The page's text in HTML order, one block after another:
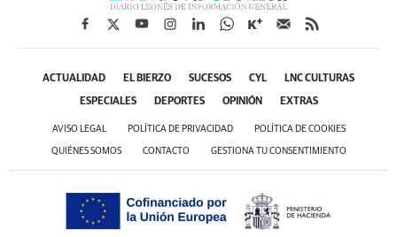
ACTUALIDAD EL BIERZO SUCESOS CYL LNC CULTURAS
ESPECIALES DEPORTES OPINIÓN EXTRAS
AVISO LEGAL POLÍTICA DE PRIVACIDAD POLÍTICA DE COOKIES
QUIÉNES SOMOS CONTACTO GESTIONA TU CONSENTIMIENTO